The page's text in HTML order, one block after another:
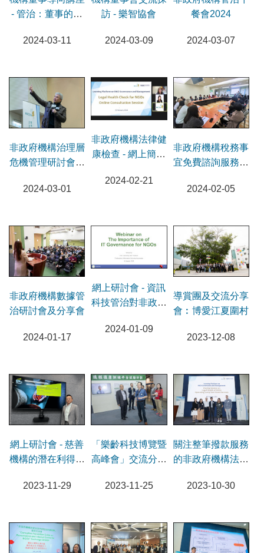
- 管治：董事的角
2024-03-11
訪 - 樂智協會
2024-03-09
餐會2024
2024-03-07
非政府機構治理層
危機管理研討會及
2024-03-01
非政府機構法律健
康檢查 - 網上簡介
2024-02-21
非政府機構稅務事
宜免費諮詢服務暨
2024-02-05
非政府機構數據管
治研討會及分享會
2024-01-17
網上研討會 - 資訊
科技管治對非政府
2024-01-09
導賞團及交流分享
會︰博愛江夏圍村
2023-12-08
網上研討會 - 慈善
機構的潛在利得稅
2023-11-29
「樂齡科技博覽暨
高峰會」交流分享
2023-11-25
關注整筆撥款服務
的非政府機構法律
2023-10-30